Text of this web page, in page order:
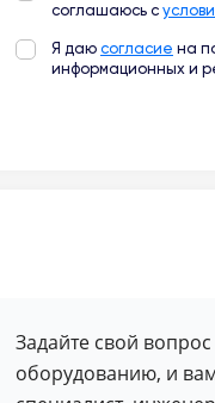
соглашаюсь с
Я даю согласие на
информационных и
Задайте свой
оборудованию, и